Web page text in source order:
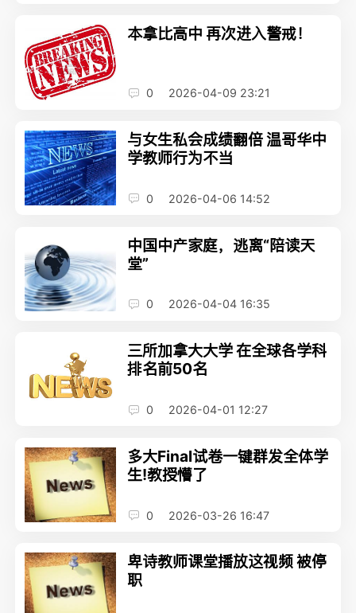
本拿比高中 再次进入警戒！
0 2026-04-09 23:21
与女生私会成绩翻倍 温哥华中
学教师行为不当
0 2026-04-06 14:52
中国中产家庭，逃离“陪读天
堂”
0 2026-04-04 16:35
三所加拿大大学 在全球各学科
排名前50名
0 2026-04-01 12:27
多大Final试卷一键群发全体学
生!教授懵了
0 2026-03-26 16:47
卑诗教师课堂播放这视频 被停
职